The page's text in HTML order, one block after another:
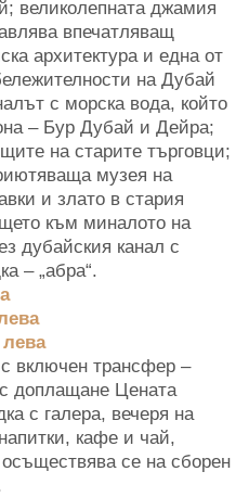
великолепната джамия
впечатляващ
архитектура и една от
на Дубай
с морска вода, който
– Бур Дубай и Дейра;
на старите търговци;
музея на
и злато в стария
към миналото на
дубайския канал с
– „абра“.
лева
включен трансфер –
доплащане Цената
с галера, вечеря на
кафе и чай,
се на сборен